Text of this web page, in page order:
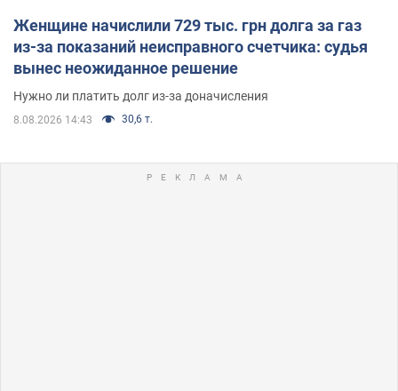
Женщине начислили 729 тыс. грн долга за газ
из-за показаний неисправного счетчика: судья
вынес неожиданное решение
Нужно ли платить долг из-за доначисления
8.08.2026 14:43 30,6 т.